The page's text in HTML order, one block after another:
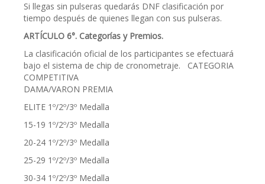
Si llegas sin pulseras quedarás DNF clasificación por
tiempo después de quienes llegan con sus pulseras.
ARTÍCULO 6°. Categorías y Premios.
La clasificación oficial de los participantes se efectuará
bajo el sistema de chip de cronometraje. CATEGORIA
COMPETITIVA
DAMA/VARON PREMIA
ELITE 1º/2º/3º Medalla
15-19 1º/2º/3º Medalla
20-24 1º/2º/3º Medalla
25-29 1º/2º/3º Medalla
30-34 1º/2º/3º Medalla